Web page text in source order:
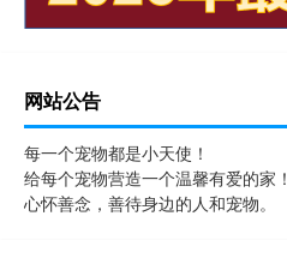
网站公告
每一个宠物都是小天使！
给每个宠物营造一个温馨有爱的家！
心怀善念，善待身边的人和宠物。